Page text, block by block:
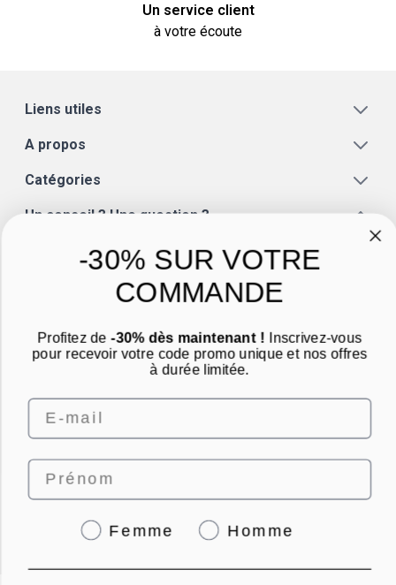
Un service client
à votre écoute
Liens utiles
A propos
Catégories
Un conseil ? Une question ?
Nous contacter par email
© PUNCH POWER 2026 | Paiement sécurisé | *Norme AFNOR NF EN 17444. Voir
granions.fr
|eafit.com
-30% SUR VOTRE
COMMANDE
Profitez de -30% dès maintenant ! Inscrivez-vous
pour recevoir votre code promo unique et nos offres
à durée limitée.
Email
Prénom
GenreFemme Homme